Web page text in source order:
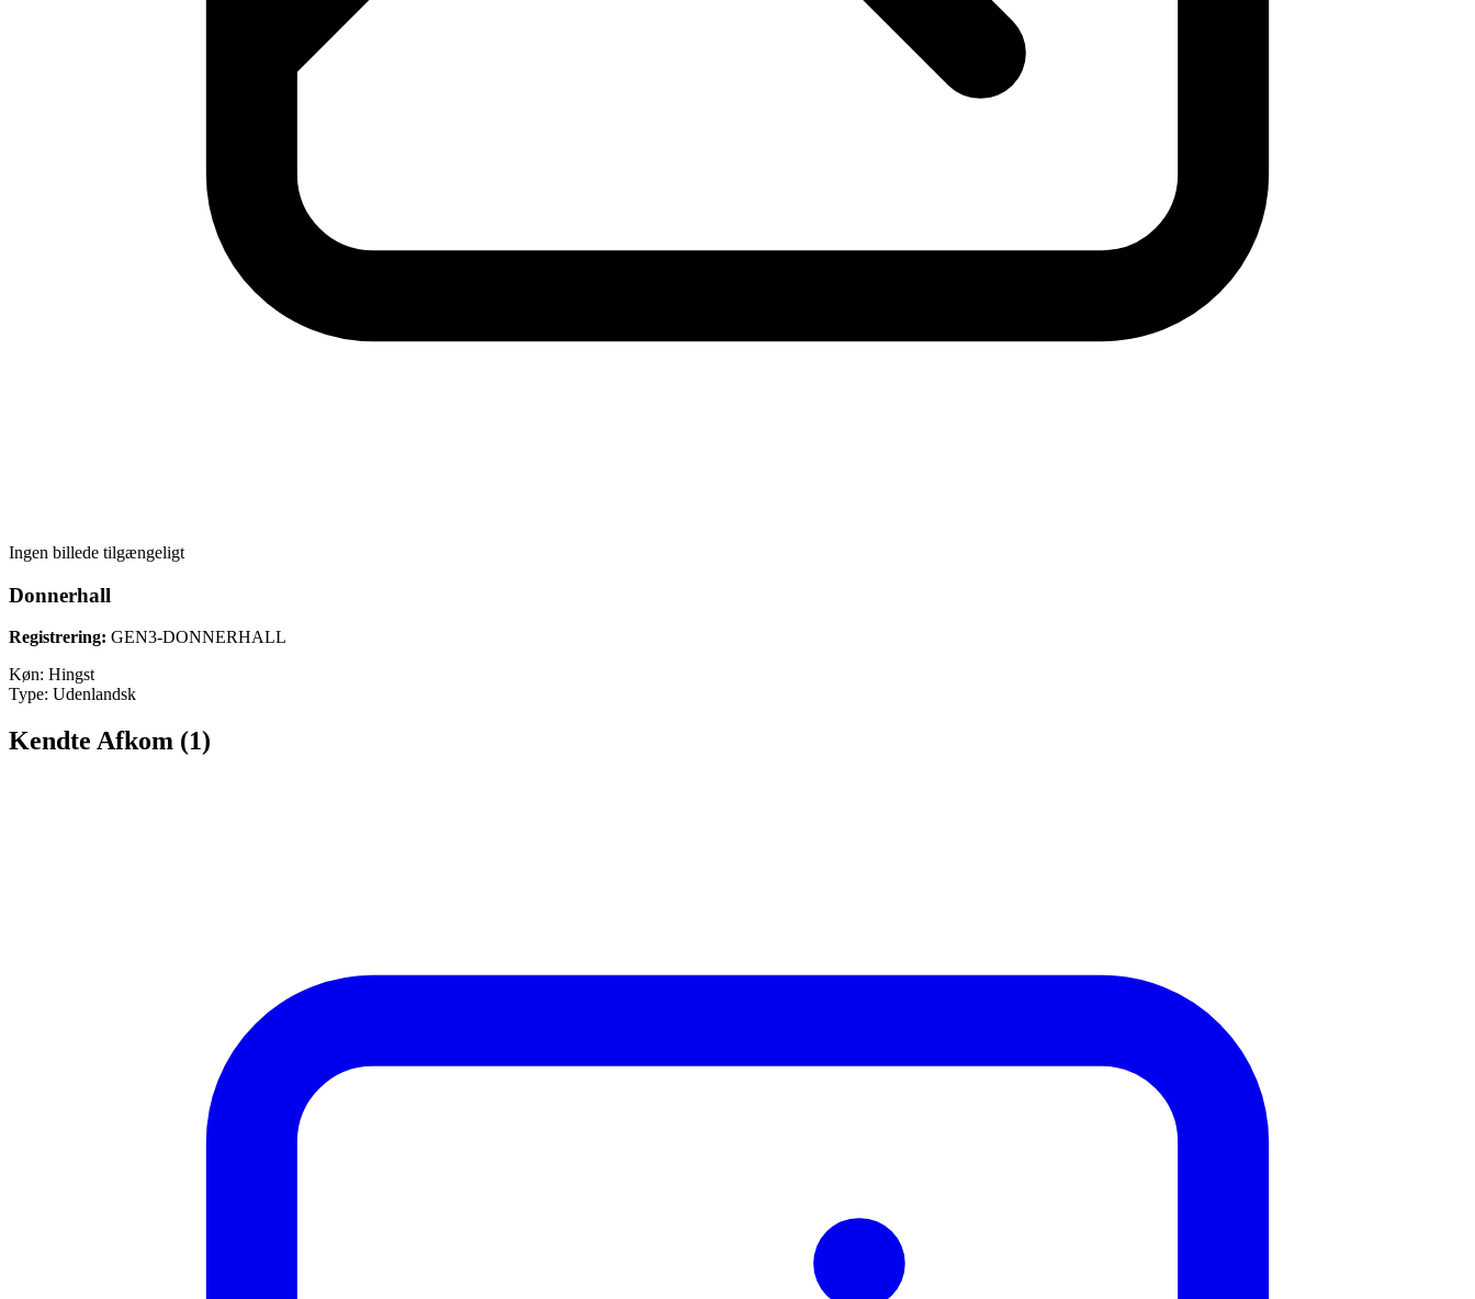
Ingen billede tilgængeligt
Donnerhall
Registrering: GEN3-DONNERHALL
Køn: Hingst
Type: Udenlandsk
Kendte Afkom (1)